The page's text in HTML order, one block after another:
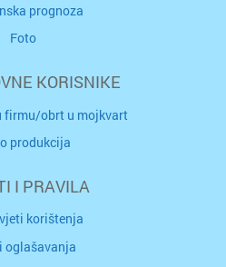
prognoza
Foto
KORISNIKE
firmu/obrt u mojkvart
produkcija
I PRAVILA
korištenja
oglašavanja